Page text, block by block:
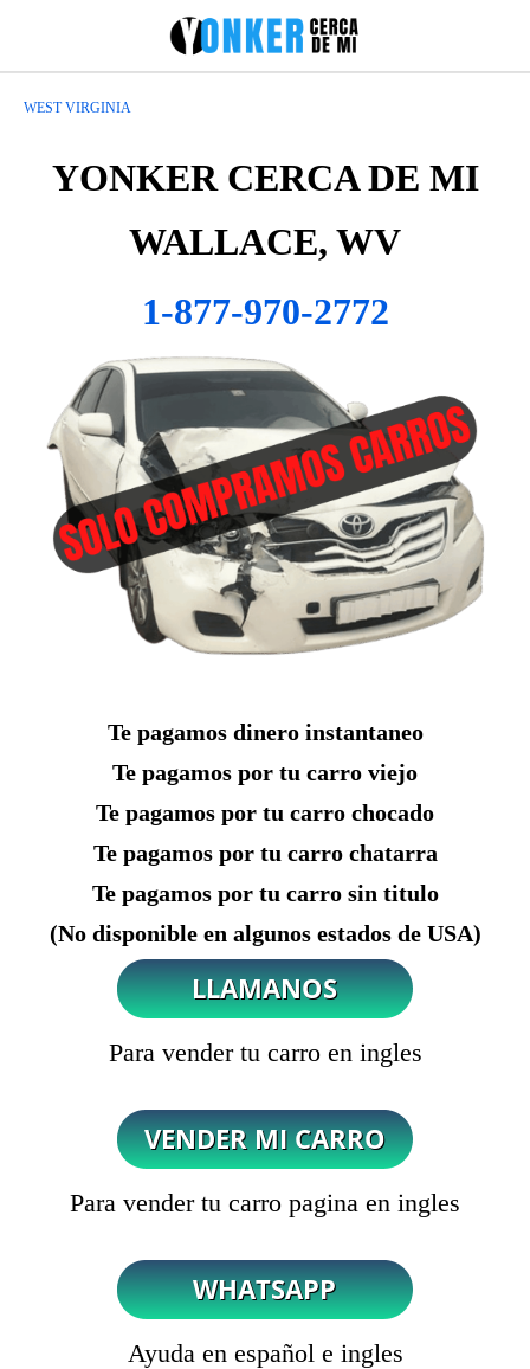
WEST VIRGINIA
YONKER CERCA DE MI
WALLACE, WV
1-877-970-2772
Te pagamos dinero instantaneo
Te pagamos por tu carro viejo
Te pagamos por tu carro chocado
Te pagamos por tu carro chatarra
Te pagamos por tu carro sin titulo
(No disponible en algunos estados de USA)
Para vender tu carro en ingles
Para vender tu carro pagina en ingles
Ayuda en español e ingles